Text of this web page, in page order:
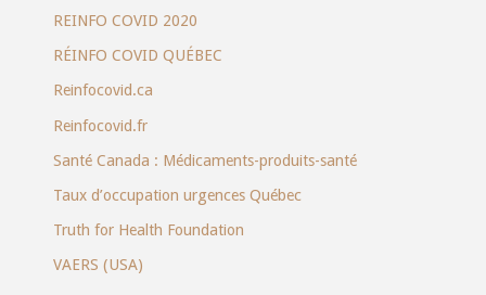
REINFO COVID 2020
RÉINFO COVID QUÉBEC
Reinfocovid.ca
Reinfocovid.fr
Santé Canada : Médicaments-produits-santé
Taux d’occupation urgences Québec
Truth for Health Foundation
VAERS (USA)